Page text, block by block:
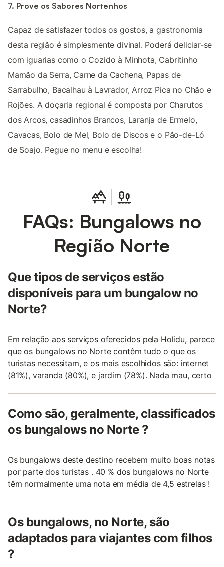
7. Prove os Sabores Nortenhos
Capaz de satisfazer todos os gostos, a gastronomia
desta região é simplesmente divinal. Poderá deliciar-se
com iguarias como o Cozido à Minhota, Cabritinho
Mamão da Serra, Carne da Cachena, Papas de
Sarrabulho, Bacalhau à Lavrador, Arroz Pica no Chão e
Rojões. A doçaria regional é composta por Charutos
dos Arcos, casadinhos Brancos, Laranja de Ermelo,
Cavacas, Bolo de Mel, Bolo de Discos e o Pão-de-Ló
de Soajo. Pegue no menu e escolha!
FAQs: Bungalows no
Região Norte
Que tipos de serviços estão
disponíveis para um bungalow no
Norte?
Em relação aos serviços oferecidos pela Holidu, parece
que os bungalows no Norte contêm tudo o que os
turistas necessitam, e os mais escolhidos são: internet
(81%), varanda (80%), e jardim (78%). Nada mau, certo
Como são, geralmente, classificados
os bungalows no Norte ?
Os bungalows deste destino recebem muito boas notas
por parte dos turistas . 40 % dos bungalows no Norte
têm normalmente uma nota em média de 4,5 estrelas !
Os bungalows, no Norte, são
adaptados para viajantes com filhos
?